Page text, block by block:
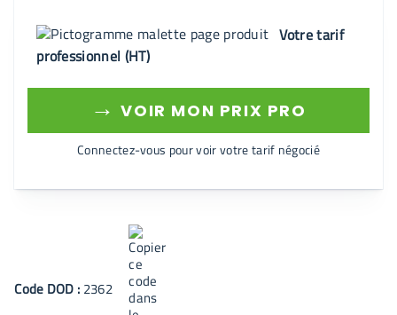
Votre tarif
professionnel (HT)
→ VOIR MON PRIX PRO
Connectez-vous pour voir votre tarif négocié
Code DOD : 2362